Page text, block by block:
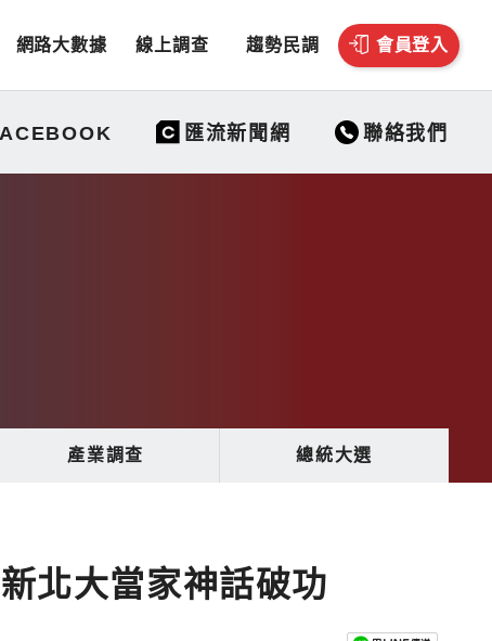
網路大數據 線上調查 趨勢民調 會員登入
匯流新聞網 聯絡我們
產業調查 總統大選
北大當家神話破功